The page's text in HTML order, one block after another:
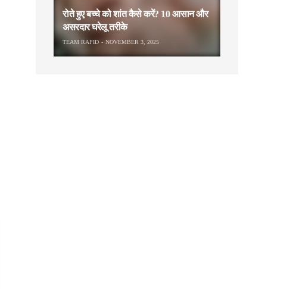
रोते हुए बच्चे को शांत कैसे करें? 10 आसान और
असरदार घरेलू तरीके
TEAM RAPID NOVEMBER 3, 2025